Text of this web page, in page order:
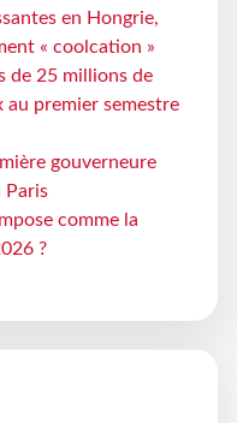
en Hongrie,
« coolcation »
de 25 millions de
premier semestre
gouverneure
Paris
comme la
?